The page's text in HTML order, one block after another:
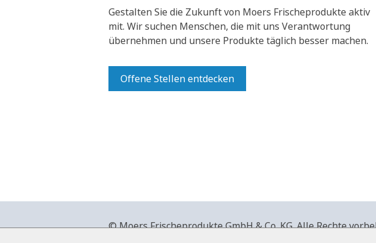
Gestalten Sie die Zukunft von Moers Frischeprodukte aktiv
mit. Wir suchen Menschen, die mit uns Verantwortung
übernehmen und unsere Produkte täglich besser machen.
Offene Stellen entdecken
© Moers Frischeprodukte GmbH & Co. KG. Alle Rechte